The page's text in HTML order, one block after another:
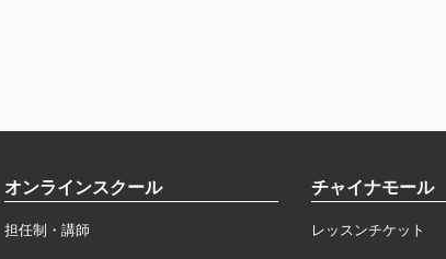
オンラインスクール
担任制・講師
チャイナモール
レッスンチケット